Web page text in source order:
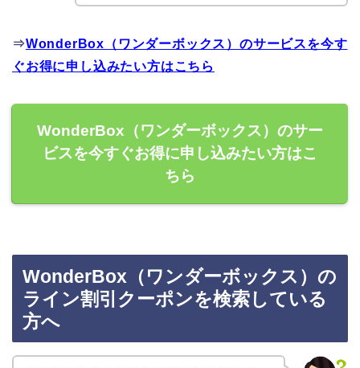
⇒WonderBox（ワンダーボックス）のサービスを今す
ぐお得に申し込みたい方はこちら
WonderBox（ワンダーボックス）のサー
ビスを今すぐお得に申し込みたい方はこ
ちら
WonderBox（ワンダーボックス）の
ライン割引クーポンを検索している
方へ